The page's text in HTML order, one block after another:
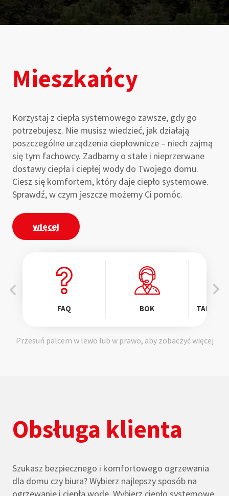
Mieszkańcy
Korzystaj z ciepła systemowego zawsze, gdy go
potrzebujesz. Nie musisz wiedzieć, jak działają
poszczególne urządzenia ciepłownicze – niech zajmą
się tym fachowcy. Zadbamy o stałe i nieprzerwane
dostawy ciepła i ciepłej wody do Twojego domu.
Ciesz się komfortem, który daje ciepło systemowe.
Sprawdź, w czym jeszcze możemy Ci pomóc.
więcej
FAQ BOK TARYFA
Przesuń palcem w lewo lub w prawo, aby zobaczyć więcej
Obsługa klienta
Szukasz bezpiecznego i komfortowego ogrzewania
dla domu czy biura? Wybierz najlepszy sposób na